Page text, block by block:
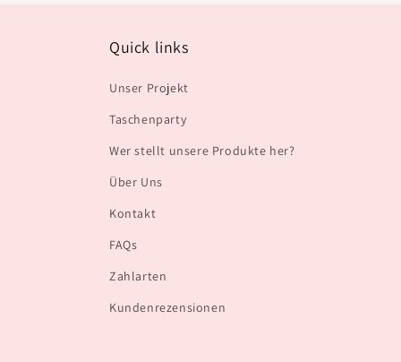
Quick links
Unser Projekt
Taschenparty
Wer stellt unsere Produkte her?
Über Uns
Kontakt
FAQs
Zahlarten
Kundenrezensionen